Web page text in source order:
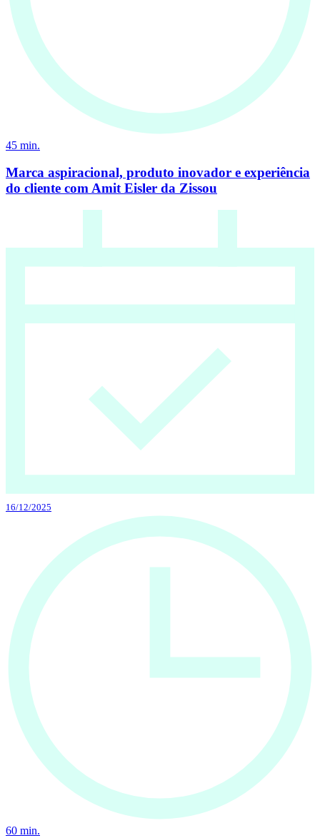
45 min.
Marca aspiracional, produto inovador e experiência
do cliente com Amit Eisler da Zissou
16/12/2025
60 min.